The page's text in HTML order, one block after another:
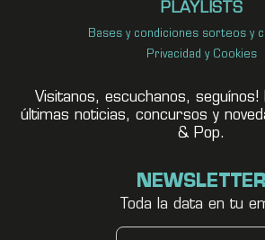
PLAYLISTS
Bases y condiciones sorteos y
Privacidad y Cookies
Visitanos, escuchanos,
últimas noticias, concursos y
& Pop.
NEWSLETTER
Toda la data en tu